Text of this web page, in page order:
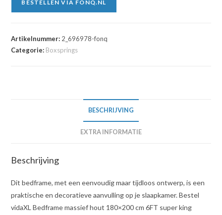
BESTELLEN VIA FONQ.NL
Artikelnummer: 2_696978-fonq
Categorie: Boxsprings
BESCHRIJVING
EXTRA INFORMATIE
Beschrijving
Dit bedframe, met een eenvoudig maar tijdloos ontwerp, is een
praktische en decoratieve aanvulling op je slaapkamer. Bestel
vidaXL Bedframe massief hout 180×200 cm 6FT super king